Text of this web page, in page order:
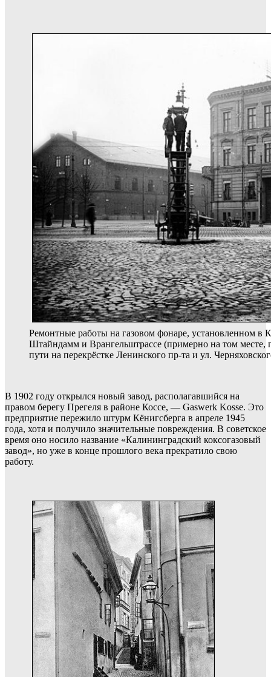
Ремонтные работы на газовом фонаре, установленном в
Штайндамм и Врангельштрассе (примерно на том месте,
пути на перекрёстке Ленинского пр-та и ул.
В 1902 году открылся новый завод, располагавшийся на
правом берегу Прегеля в районе Коссе, — Gaswerk Kosse. Это
предприятие пережило штурм Кёнигсберга в апреле 1945
года, хотя и получило значительные повреждения. В советское
время оно носило название «Калининградский коксогазовый
завод», но уже в конце прошлого века прекратило свою
работу.